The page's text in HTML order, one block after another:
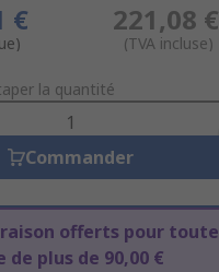
€ 221,08 €
(TVA incluse)
la quantité
Commander
offerts pour toute
de plus de 90,00 €